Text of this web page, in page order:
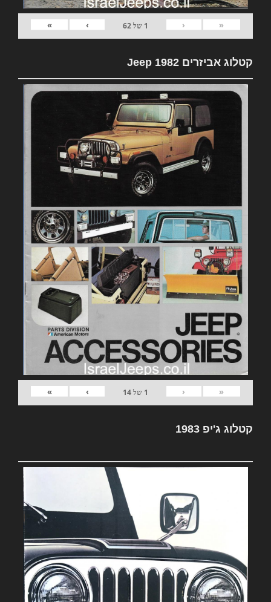
«
‹
1 של62
›
»
קטלוג אביזרים 1982 Jeep
«
‹
1 של14
›
»
קטלוג ג'יפ 1983